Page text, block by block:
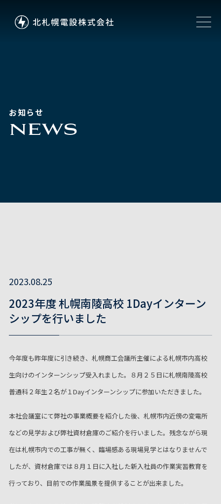
お知らせ
NEWS
2023.08.25
2023年度 札幌南陵高校 1Dayインターン
シップを行いました
今年度も昨年度に引き続き、札幌商工会議所主催による札幌市内高校
生向けのインターンシップ受入れました。８月２５日に札幌南陵高校
普通科２年生２名が１Dayインターンシップに参加いただきました。
本社会議室にて弊社の事業概要を紹介した後、札幌市内近傍の変電所
などの見学および弊社資材倉庫のご紹介を行いました。残念ながら現
在は札幌市内での工事が無く、臨場感ある現場見学とはなりませんで
したが、資材倉庫では８月１日に入社した新入社員の作業実習教育を
行っており、目前での作業風景を提供することが出来ました。